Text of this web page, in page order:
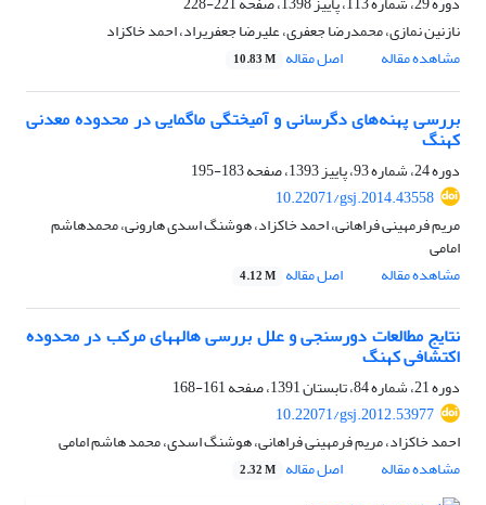
نازنین نمازی، محمدرضا جعفری، علیرضا جعفری‎راد، احمد خاکزاد
مشاهده مقاله
اصل مقاله 10.83 M
بررسی پهنه‌های دگرسانی و آمیختگی ماگمایی در محدوده معدنی
کهنگ
دوره 24، شماره 93، پاییز 1393، صفحه
183-195
10.22071/gsj.2014.43558
مریم فرمهینی فراهانی، احمد خاکزاد، هوشنگ اسدی هارونی، محمدهاشم
امامی
مشاهده مقاله
اصل مقاله 4.12 M
نتایج مطالعات دورسنجی و علل بررسی هاله‎های مرکب در محدوده
اکتشافی کهنگ
دوره 21، شماره 84، تابستان 1391، صفحه
161-168
10.22071/gsj.2012.53977
احمد خاکزاد، مریم فرمهینی فراهانی، هوشنگ اسدی، محمد هاشم امامی
مشاهده مقاله
اصل مقاله 2.32 M